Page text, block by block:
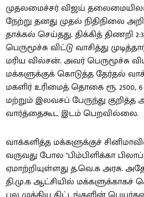
முதலமைச்சர் விஜய்
நேற்று தனது முதல் நிதிநிலை
தாக்கல் செய்தது. திக்கித் திணறி
பெருமூச்சு விட்டு வாசித்து
மரிய வில்சன். அவர் பெருமூச்சு
மக்களுக்குக் கொடுத்த தேர்தல்
மகளிர் உரிமைத் தொகை ரூ. 2500,
மற்றும் இலவசப் பேருந்து குறித்த
வார்த்தைகூட இடம் பெறவில்லை.
வாக்களித்த மக்களுக்குச்
வருவது போல "பிம்பிளிக்கா
ஏமாற்றியுள்ளது த.வெ.க அரசு.
தி.மு.க ஆட்சியில் மக்களுக்காகச்